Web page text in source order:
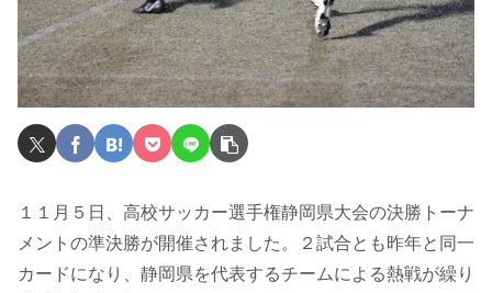
１１月５日、高校サッカー選手権静岡県大会の決勝トーナ
メントの準決勝が開催されました。２試合とも昨年と同一
カードになり、静岡県を代表するチームによる熱戦が繰り